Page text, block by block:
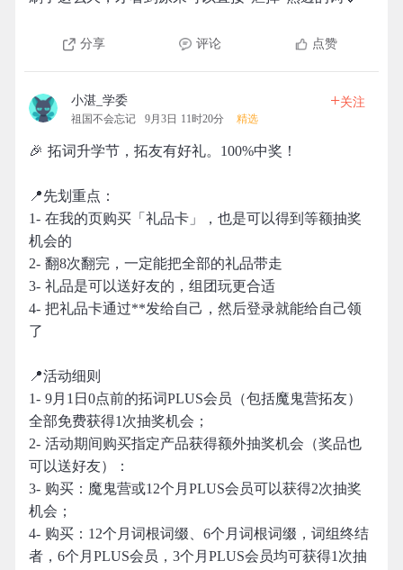
分享 评论 点赞
小湛_学委
祖国不会忘记 9月3日 11时20分 精选
+关注
🎉 拓词升学节，拓友有好礼。100%中奖！
📍先划重点：
1- 在我的页购买「礼品卡」，也是可以得到等额抽奖
机会的
2- 翻8次翻完，一定能把全部的礼品带走
3- 礼品是可以送好友的，组团玩更合适
4- 把礼品卡通过**发给自己，然后登录就能给自己领
了
📍活动细则
1- 9月1日0点前的拓词PLUS会员（包括魔鬼营拓友）
全部免费获得1次抽奖机会；
2- 活动期间购买指定产品获得额外抽奖机会（奖品也
可以送好友）：
3- 购买：魔鬼营或12个月PLUS会员可以获得2次抽奖
机会；
4- 购买：12个月词根词缀、6个月词根词缀，词组终结
者，6个月PLUS会员，3个月PLUS会员均可获得1次抽